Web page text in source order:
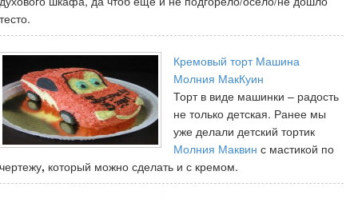
тесто.
Кремовый торт Машина
Молния МакКуин
Торт в виде машинки – радость
не только детская. Ранее мы
уже делали детский тортик
Молния Маквин с мастикой по
чертежу, который можно сделать и с кремом.